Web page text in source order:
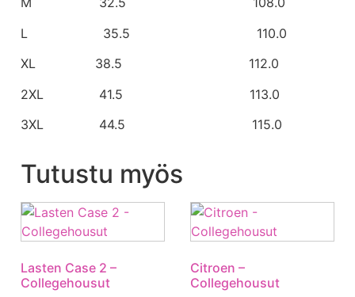
L 35.5 110.0
XL 38.5 112.0
2XL 41.5 113.0
3XL 44.5 115.0
Tutustu myös
Lasten Case 2 –
Collegehousut
Citroen –
Collegehousut